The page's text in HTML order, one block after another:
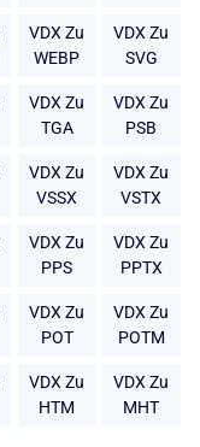
VDX Zu
WEBP
VDX Zu
SVG
VDX Zu
TGA
VDX Zu
PSB
VDX Zu
VSSX
VDX Zu
VSTX
VDX Zu
PPS
VDX Zu
PPTX
VDX Zu
POT
VDX Zu
POTM
VDX Zu
HTM
VDX Zu
MHT